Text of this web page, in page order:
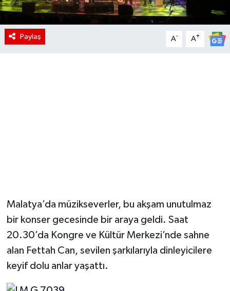
Paylaş A- A+
Malatya’da müzikseverler, bu akşam unutulmaz
bir konser gecesinde bir araya geldi. Saat
20.30’da Kongre ve Kültür Merkezi’nde sahne
alan Fettah Can, sevilen şarkılarıyla dinleyicilere
keyif dolu anlar yaşattı.